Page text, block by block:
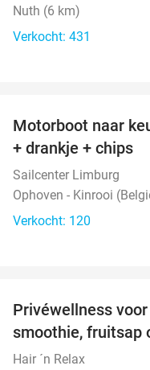
Nuth (6 km)
Verkocht: 431
Motorboot naar
+ drankje + chips
Sailcenter Limburg
Ophoven - Kinrooi
Verkocht: 120
Privéwellness
smoothie, fruitsap
Hair ´n Relax